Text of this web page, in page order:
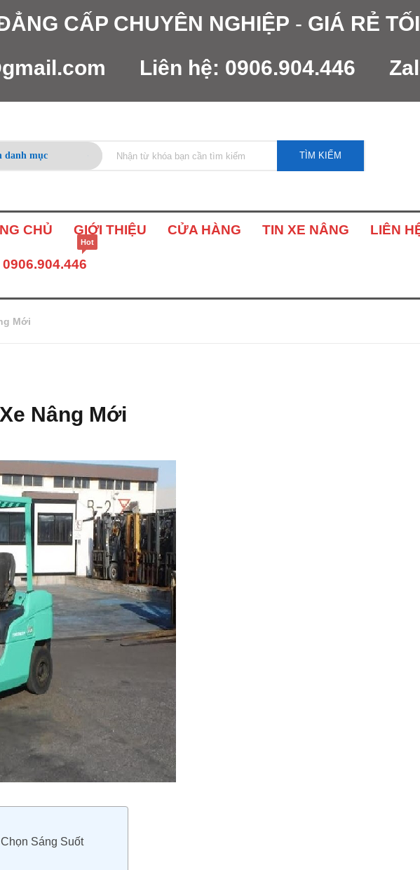
CẤP CHUYÊN NGHIỆP - GIÁ RẺ
Liên hệ: 0906.904.446
TÌM KIẾM
CHỦ GIỚI THIỆU CỬA HÀNG TIN XE NÂNG LIÊN
Hot
Mới
Nâng Mới
Sáng Suốt